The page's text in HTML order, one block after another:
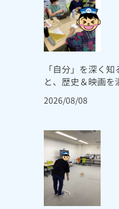
「自分」を深く
と、歴史＆映画を
2026/08/08